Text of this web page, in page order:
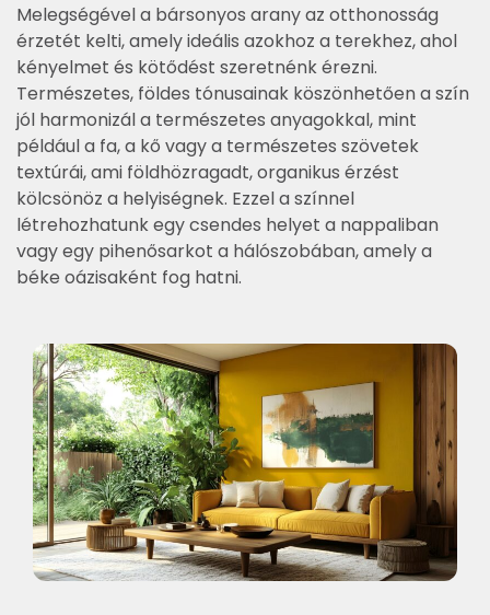
Melegségével a bársonyos arany az otthonosság
érzetét kelti, amely ideális azokhoz a terekhez, ahol
kényelmet és kötődést szeretnénk érezni.
Természetes, földes tónusainak köszönhetően a szín
jól harmonizál a természetes anyagokkal, mint
például a fa, a kő vagy a természetes szövetek
textúrái, ami földhözragadt, organikus érzést
kölcsönöz a helyiségnek. Ezzel a színnel
létrehozhatunk egy csendes helyet a nappaliban
vagy egy pihenősarkot a hálószobában, amely a
béke oázisaként fog hatni.